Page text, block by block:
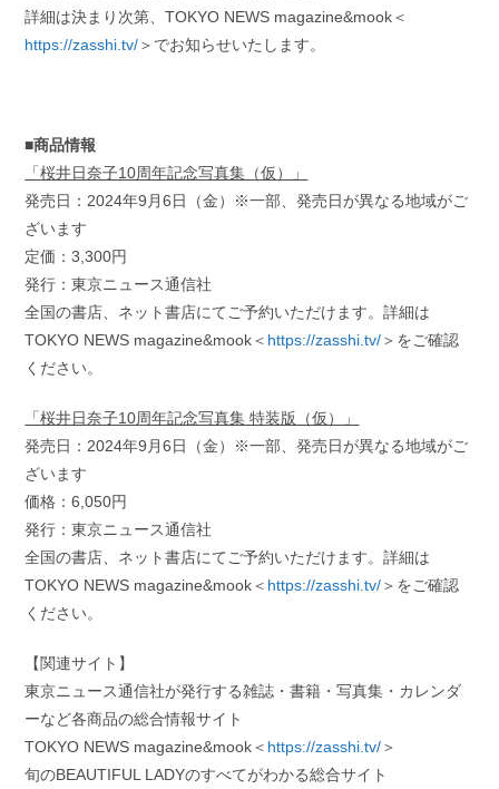
詳細は決まり次第、TOKYO NEWS magazine&mook＜
https://zasshi.tv/＞でお知らせいたします。
■商品情報
「桜井日奈子10周年記念写真集（仮）」
発売日：2024年9月6日（金）※一部、発売日が異なる地域がご
ざいます
定価：3,300円
発行：東京ニュース通信社
全国の書店、ネット書店にてご予約いただけます。詳細は
TOKYO NEWS magazine&mook＜ https://zasshi.tv/＞をご確認
ください。
「桜井日奈子10周年記念写真集 特装版（仮）」
発売日：2024年9月6日（金）※一部、発売日が異なる地域がご
ざいます
価格：6,050円
発行：東京ニュース通信社
全国の書店、ネット書店にてご予約いただけます。詳細は
TOKYO NEWS magazine&mook＜ https://zasshi.tv/＞をご確認
ください。
【関連サイト】
東京ニュース通信社が発行する雑誌・書籍・写真集・カレンダ
ーなど各商品の総合情報サイト
TOKYO NEWS magazine&mook＜ https://zasshi.tv/＞
旬のBEAUTIFUL LADYのすべてがわかる総合サイト